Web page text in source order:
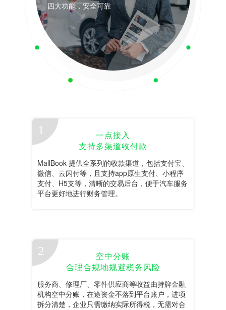
四大功能，安全可靠
一点接入
支持多渠道收付款
MallBook 提供全系列的收款渠道，包括支付宝、
微信、云闪付等，且支持app原生支付、小程序
支付、H5支等，清晰的交易后台，便于汽车服务
平台更好地进行财务管理。
空中分账
合理合规地规避税务风险
服务商、修理厂、零件供应商等收益由持牌金融
机构空中分账，在途资金不落到平台账户，进项
拆分清楚，企业只需缴纳实际所得税，无需对合